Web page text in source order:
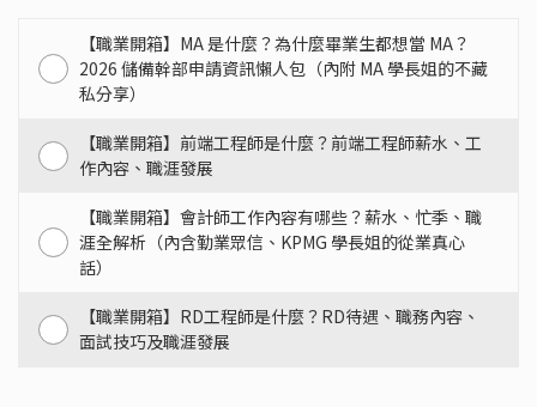
【職業開箱】MA 是什麼？為什麼畢業生都想當 MA？
2026 儲備幹部申請資訊懶人包（內附 MA 學長姐的不藏
私分享）
【職業開箱】前端工程師是什麼？前端工程師薪水、工
作內容、職涯發展
【職業開箱】會計師工作內容有哪些？薪水、忙季、職
涯全解析（內含勤業眾信、KPMG 學長姐的從業真心
話）
【職業開箱】RD工程師是什麼？RD待遇、職務內容、
面試技巧及職涯發展